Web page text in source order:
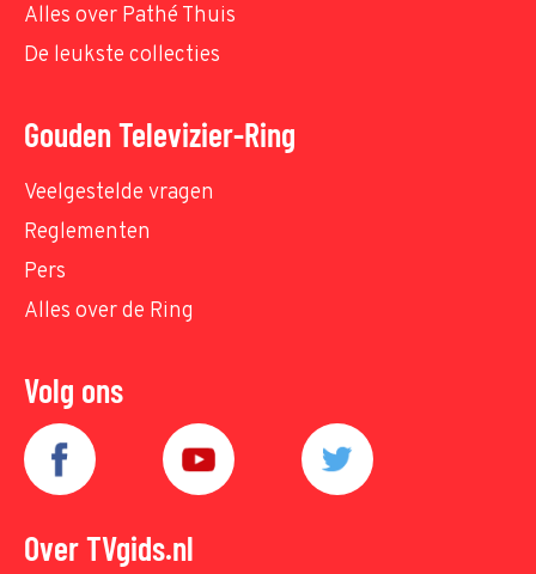
Alles over Pathé Thuis
De leukste collecties
Gouden Televizier-Ring
Veelgestelde vragen
Reglementen
Pers
Alles over de Ring
Volg ons
Over TVgids.nl